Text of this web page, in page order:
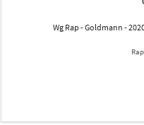
Wg Rap - Goldmann -